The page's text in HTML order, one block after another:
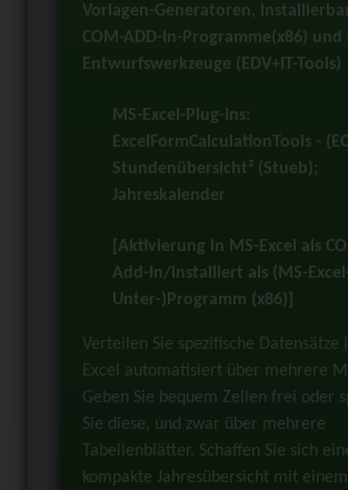
Vorlagen-Generatoren,
COM-ADD-In-Programme(x86)
Entwurfswerkzeuge (EDV+IT-Tools)
MS-Excel-Plug-Ins:
ExcelFormCalculationTools -
Stundenübersicht² (Stueb);
Jahreskalender
[Aktivierung in MS-Excel als
Add-In/installiert als (MS-
Unter-)Programm (x86)]
Verteilen Sie spezifische Datensätze
Excel automatisiert über mehrere
Geben Sie bequem Zellen frei oder
Sie diese, und zwar über mehrere
Tabellenblätter. Schaffen Sie sich
kompakte Jahresübersicht mit